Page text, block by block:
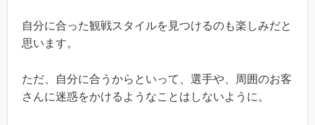
自分に合った観戦スタイルを見つけるのも楽しみだと
思います。
ただ、自分に合うからといって、選手や、周囲のお客
さんに迷惑をかけるようなことはしないように。